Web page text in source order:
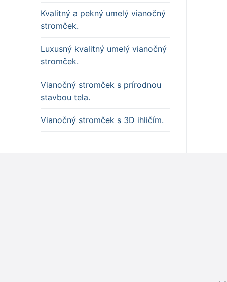
Kvalitný a pekný umelý vianočný
stromček.
Luxusný kvalitný umelý vianočný
stromček.
Vianočný stromček s prírodnou
stavbou tela.
Vianočný stromček s 3D ihličím.